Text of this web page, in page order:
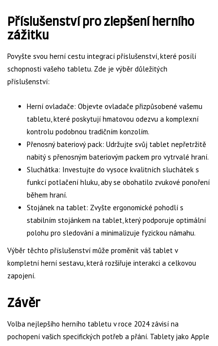
Příslušenství pro zlepšení herního
zážitku
Povyšte svou herní cestu integrací příslušenství, které posílí
schopnosti vašeho tabletu. Zde je výběr důležitých
příslušenství:
Herní ovladače: Objevte ovladače přizpůsobené vašemu
tabletu, které poskytují hmatovou odezvu a komplexní
kontrolu podobnou tradičním konzolím.
Přenosný bateriový pack: Udržujte svůj tablet nepřetržitě
nabitý s přenosným bateriovým packem pro vytrvalé hraní.
Sluchátka: Investujte do vysoce kvalitních sluchátek s
funkcí potlačení hluku, aby se obohatilo zvukové ponoření
během hraní.
Stojánek na tablet: Zvyšte ergonomické pohodlí s
stabilním stojánkem na tablet, který podporuje optimální
polohu pro sledování a minimalizuje fyzickou námahu.
Výběr těchto příslušenství může proměnit váš tablet v
kompletní herní sestavu, která rozšiřuje interakci a celkovou
zapojení.
Závěr
Volba nejlepšího herního tabletu v roce 2024 závisí na
pochopení vašich specifických potřeb a přání. Tablety jako Apple